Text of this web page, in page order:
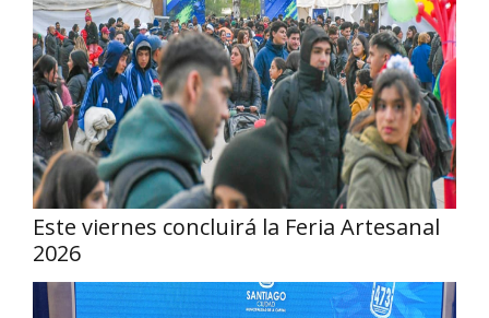
Este viernes concluirá la Feria Artesanal
2026